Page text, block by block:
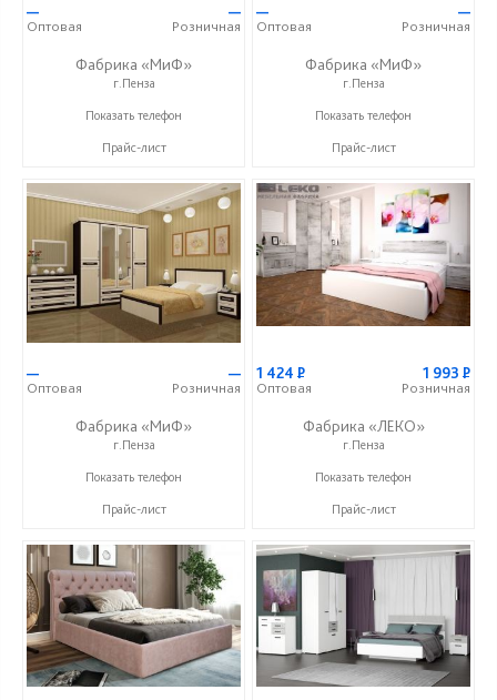
—
Оптовая
—
Розничная
Фабрика «МиФ»
г.Пенза
+7 (8412) 20-20-37
Показать телефон
Прайс-лист
—
Оптовая
—
Розничная
Фабрика «МиФ»
г.Пенза
+7 (8412) 20-20-37
Показать телефон
Прайс-лист
—
Оптовая
—
Розничная
Фабрика «МиФ»
г.Пенза
+7 (8412) 20-20-37
Показать телефон
Прайс-лист
1 424 Р
Оптовая
1 993 Р
Розничная
Фабрика «ЛЕКО»
г.Пенза
+7 (800) 222-93-90
Показать телефон
Прайс-лист